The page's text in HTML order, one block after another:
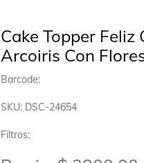
Cake Topper Feliz
Arcoiris Con
Barcode:
SKU: DSC-24654
Filtros: